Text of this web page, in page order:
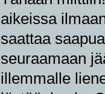
aikeissa
saattaa
seuraamaan
illemmalle